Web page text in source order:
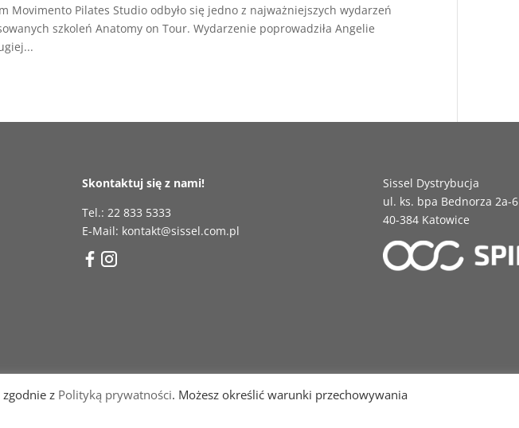
Movimento Pilates Studio odbyło się jedno z najważniejszych wydarzeń
szkoleń Anatomy on Tour. Wydarzenie poprowadziła Angelie
Skontaktuj się z nami!
Tel.: 22 833 5333
E-Mail: kontakt@sissel.com.pl
Sissel Dystrybucja
ul. ks. bpa Bednorza 2a-6
40-384 Katowice
z Polityką prywatności. Możesz określić warunki przechowywania